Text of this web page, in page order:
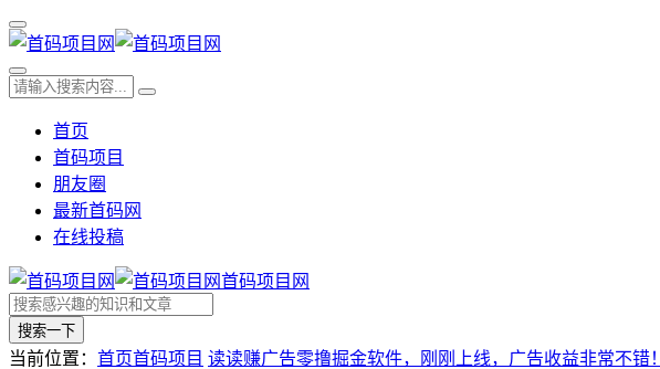
首页
首码项目
朋友圈
最新首码网
在线投稿
首码项目网
搜索一下
当前位置： 首页首码项目 读读赚广告零撸掘金软件，刚刚上线，广告收益非常不错！